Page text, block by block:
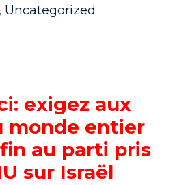
, Uncategorized
exigez aux
monde entier
au parti pris
sur Israël